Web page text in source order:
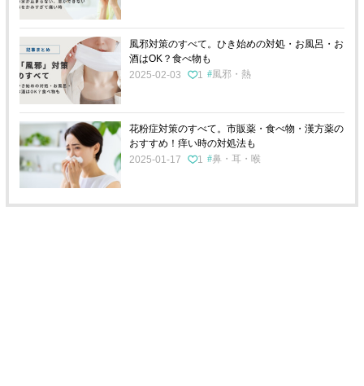
風邪対策のすべて。ひき始めの対処・お風呂・お
酒はOK？食べ物も
2025-02-03
1 風邪・熱
花粉症対策のすべて。市販薬・食べ物・漢方薬の
おすすめ！痒い時の対処法も
2025-01-17
1 鼻・耳・喉